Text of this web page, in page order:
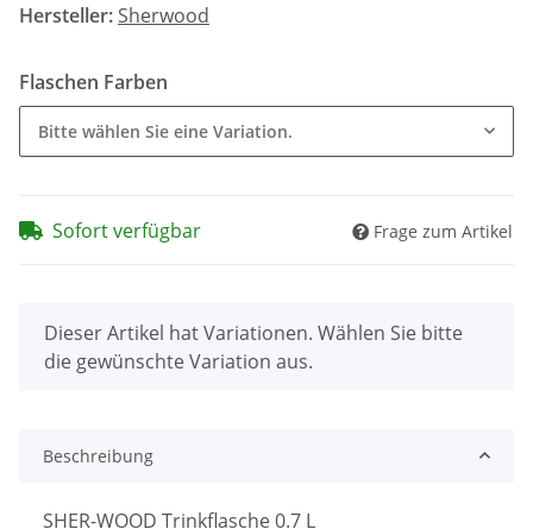
Hersteller: Sherwood
Flaschen Farben
Bitte wählen Sie eine Variation.
Sofort verfügbar Frage zum Artikel
x
Dieser Artikel hat Variationen. Wählen Sie bitte
die gewünschte Variation aus.
Beschreibung
SHER-WOOD Trinkflasche 0.7 L